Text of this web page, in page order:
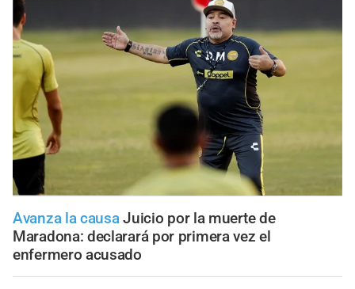
Avanza la causa Juicio por la muerte de
Maradona: declarará por primera vez el
enfermero acusado